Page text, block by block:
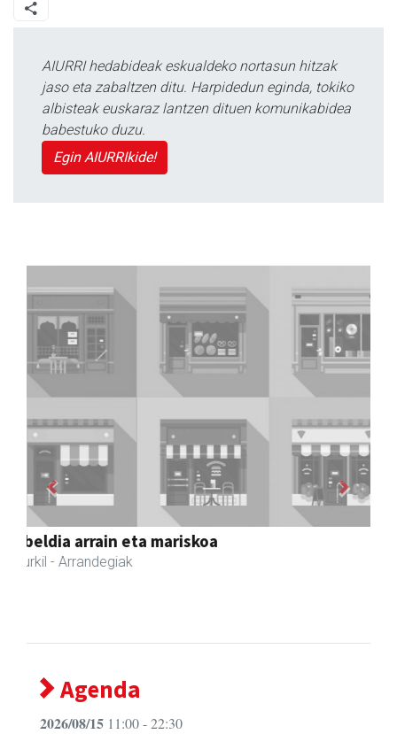
AIURRI hedabideak eskualdeko nortasun hitzak
jaso eta zabaltzen ditu. Harpidedun eginda, tokiko
albisteak euskaraz lantzen dituen komunikabidea
babestuko duzu.
Egin AIURRIkide!
Joxean harategia
Zizurkil - Harategiak
Previous Next
Agenda
2026/08/15 11:00 - 22:30